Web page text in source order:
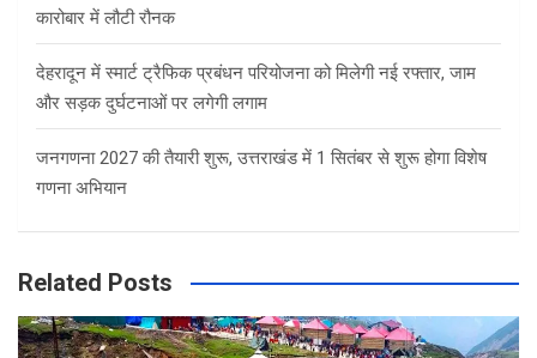
कारोबार में लौटी रौनक
देहरादून में स्मार्ट ट्रैफिक प्रबंधन परियोजना को मिलेगी नई रफ्तार, जाम
और सड़क दुर्घटनाओं पर लगेगी लगाम
जनगणना 2027 की तैयारी शुरू, उत्तराखंड में 1 सितंबर से शुरू होगा विशेष
गणना अभियान
Related Posts